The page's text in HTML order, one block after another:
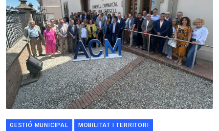
GESTIÓ MUNICIPAL MOBILITAT I TERRITORI